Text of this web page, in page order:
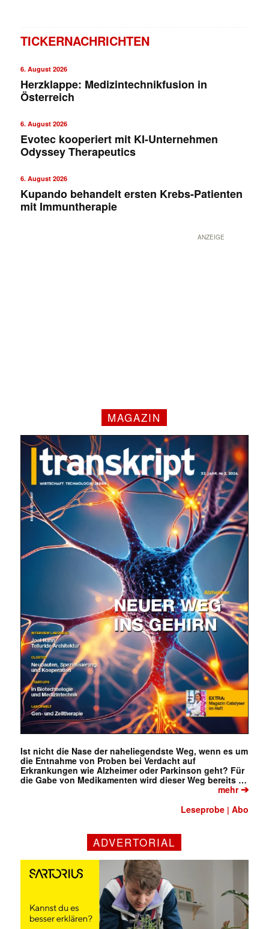
jede Woche aktuell informiert.
E-
Mail
TICKERNACHRICHTEN
6. August 2026
Herzklappe: Medizintechnikfusion in
Österreich
6. August 2026
Evotec kooperiert mit KI-Unternehmen
Odyssey Therapeutics
6. August 2026
Kupando behandelt ersten Krebs-Patienten
mit Immuntherapie
ANZEIGE
MAGAZIN
Ist nicht die Nase der naheliegendste Weg, wenn es um
die Entnahme von Proben bei Verdacht auf
Erkrankungen wie Alzheimer oder Parkinson geht? Für
die Gabe von Medikamenten wird dieser Weg bereits …
mehr➔
Leseprobe |Abo
ADVERTORIAL